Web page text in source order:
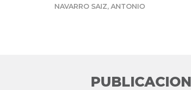
NAVARRO SAIZ, ANTONIO